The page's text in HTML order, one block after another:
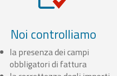
Noi controlliamo
la presenza dei campi
obbligatori di fattura